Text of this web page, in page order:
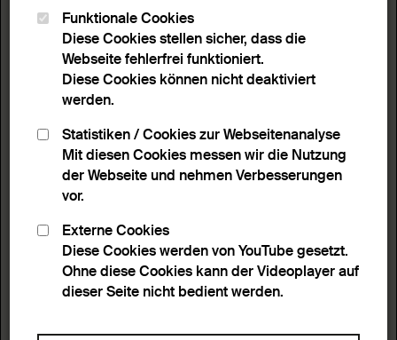
Entferne Filter
Schlagwort: Futura
Sortieren nach
Anzahl Ergebnisse
Funktionale Cookies
Diese Cookies stellen sicher, dass die
Webseite fehlerfrei funktioniert.
Diese Cookies können nicht deaktiviert
werden.
Statistiken / Cookies zur Webseitenanalyse
Mit diesen Cookies messen wir die Nutzung
der Webseite und nehmen Verbesserungen
vor.
Externe Cookies
Diese Cookies werden von YouTube gesetzt.
Ohne diese Cookies kann der Videoplayer auf
dieser Seite nicht bedient werden.